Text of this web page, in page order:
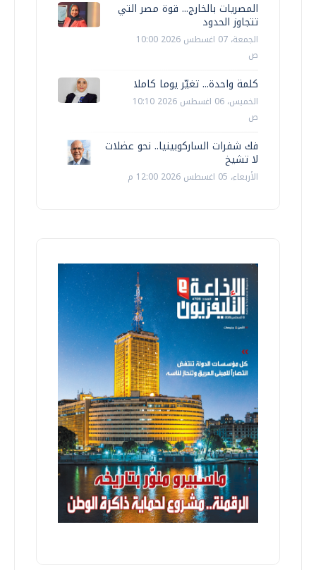
المصريات بالخارج... قوة مصر التي
تتجاوز الحدود
الجمعة، 07 اغسطس 2026 10:00
ص
كلمة واحدة... تغيّر يوما كاملا
الخميس، 06 اغسطس 2026 10:10
ص
فك شفرات الساركوبينيا.. نحو عضلات
لا تشيخ
الأربعاء، 05 اغسطس 2026 12:00 م